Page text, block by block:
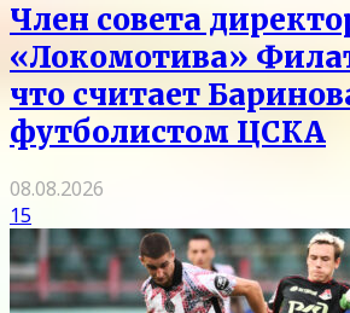
Член совета
«Локомотива»
что считает
футболистом ЦСКА
08.08.2026
15